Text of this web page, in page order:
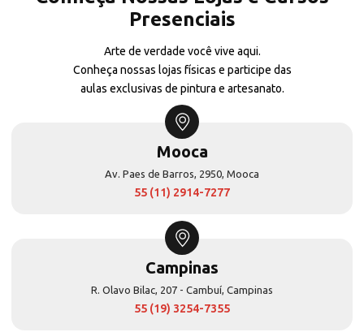
Presenciais
Arte de verdade você vive aqui.
Conheça nossas lojas físicas e participe das
aulas exclusivas de pintura e artesanato.
Mooca
Av. Paes de Barros, 2950, Mooca
55 (11) 2914-7277
Campinas
R. Olavo Bilac, 207 - Cambuí, Campinas
55 (19) 3254-7355